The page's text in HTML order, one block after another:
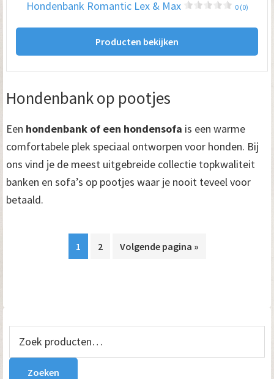
Hondenbank Romantic Lex & Max 0 (0)
Producten bekijken
Hondenbank op pootjes
Een hondenbank of een hondensofa is een warme
comfortabele plek speciaal ontworpen voor honden. Bij
ons vind je de meest uitgebreide collectie topkwaliteit
banken en sofa’s op pootjes waar je nooit teveel voor
betaald.
1 2 Volgende pagina »
Primaire
Sidebar
naar:
Zoeken